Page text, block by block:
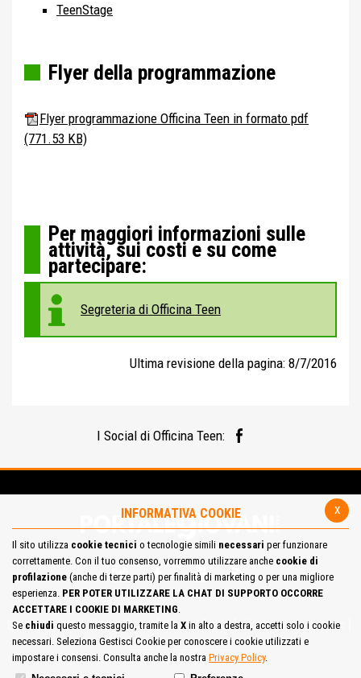
TeenStage
Flyer della programmazione
Flyer programmazione Officina Teen in formato pdf
(771.53 KB)
Per maggiori informazioni sulle
attività, sui costi e su come
partecipare:
Segreteria di Officina Teen
Ultima revisione della pagina: 8/7/2016
I Social di Officina Teen:
Mappa del Sito Privacy Policy Cookie Policy
Contatta la redazione
Cosa pensi del portale
x
INFORMATIVA COOKIE
Il sito utilizza cookie tecnici o tecnologie simili necessari per funzionare
correttamente. Con il tuo consenso, vorremmo utilizzare anche cookie di
profilazione (anche di terze parti) per finalità di marketing o per una migliore
esperienza. PER POTER UTILIZZARE LA CHAT DI SUPPORTO OCCORRE
ACCETTARE I COOKIE DI MARKETING.
Se chiudi questo messaggio, tramite la X in alto a destra, accetti solo i cookie
necessari. Seleziona Gestisci Cookie per conoscere i cookie utilizzati e
impostare i consensi. Consulta anche la nostra Privacy Policy.